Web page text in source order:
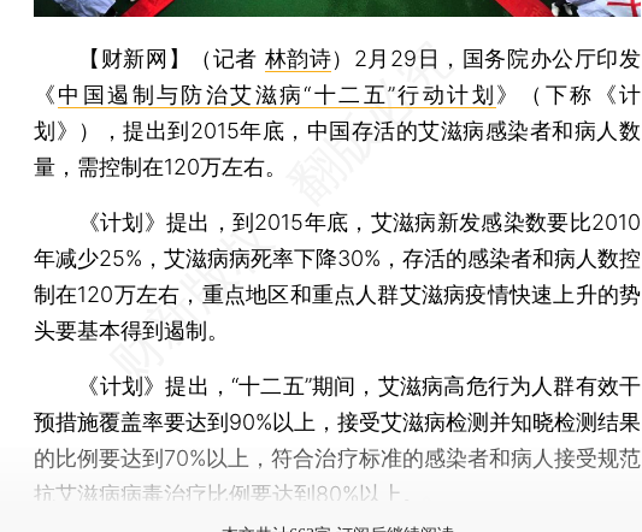
【财新网】（记者 林韵诗） 2月29日，国务院办公厅印发
《中国遏制与防治艾滋病“十二五”行动计划》（下称《计
划》），提出到2015年底，中国存活的艾滋病感染者和病人数
量，需控制在120万左右。
《计划》提出，到2015年底，艾滋病新发感染数要比2010
年减少25%，艾滋病病死率下降30%，存活的感染者和病人数控
制在120万左右，重点地区和重点人群艾滋病疫情快速上升的势
头要基本得到遏制。
《计划》提出，“十二五”期间，艾滋病高危行为人群有效干
预措施覆盖率要达到90%以上，接受艾滋病检测并知晓检测结果
的比例要达到70%以上，符合治疗标准的感染者和病人接受规范
抗艾滋病病毒治疗比例要达到80%以上。